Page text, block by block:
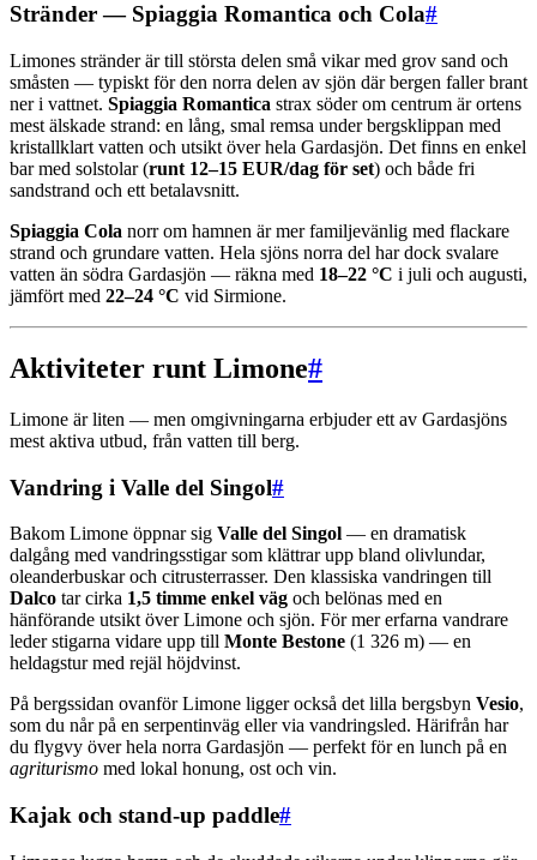
Stränder — Spiaggia Romantica och Cola#
Limones stränder är till största delen små vikar med grov sand och
småsten — typiskt för den norra delen av sjön där bergen faller brant
ner i vattnet. Spiaggia Romantica strax söder om centrum är ortens
mest älskade strand: en lång, smal remsa under bergsklippan med
kristallklart vatten och utsikt över hela Gardasjön. Det finns en enkel
bar med solstolar (runt 12–15 EUR/dag för set) och både fri
sandstrand och ett betalavsnitt.
Spiaggia Cola norr om hamnen är mer familjevänlig med flackare
strand och grundare vatten. Hela sjöns norra del har dock svalare
vatten än södra Gardasjön — räkna med 18–22 °C i juli och augusti,
jämfört med 22–24 °C vid Sirmione.
Aktiviteter runt Limone#
Limone är liten — men omgivningarna erbjuder ett av Gardasjöns
mest aktiva utbud, från vatten till berg.
Vandring i Valle del Singol#
Bakom Limone öppnar sig Valle del Singol — en dramatisk
dalgång med vandringsstigar som klättrar upp bland olivlundar,
oleanderbuskar och citrusterrasser. Den klassiska vandringen till
Dalco tar cirka 1,5 timme enkel väg och belönas med en
hänförande utsikt över Limone och sjön. För mer erfarna vandrare
leder stigarna vidare upp till Monte Bestone (1 326 m) — en
heldagstur med rejäl höjdvinst.
På bergssidan ovanför Limone ligger också det lilla bergsbyn Vesio,
som du når på en serpentinväg eller via vandringsled. Härifrån har
du flygvy över hela norra Gardasjön — perfekt för en lunch på en
agriturismo med lokal honung, ost och vin.
Kajak och stand-up paddle#